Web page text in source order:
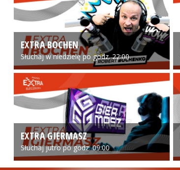
EXTRA BOCHEN
Słuchaj w niedzielę po godz. 22:00
EXTRA GIERMASZ
Słuchaj jutro po godz. 09:00